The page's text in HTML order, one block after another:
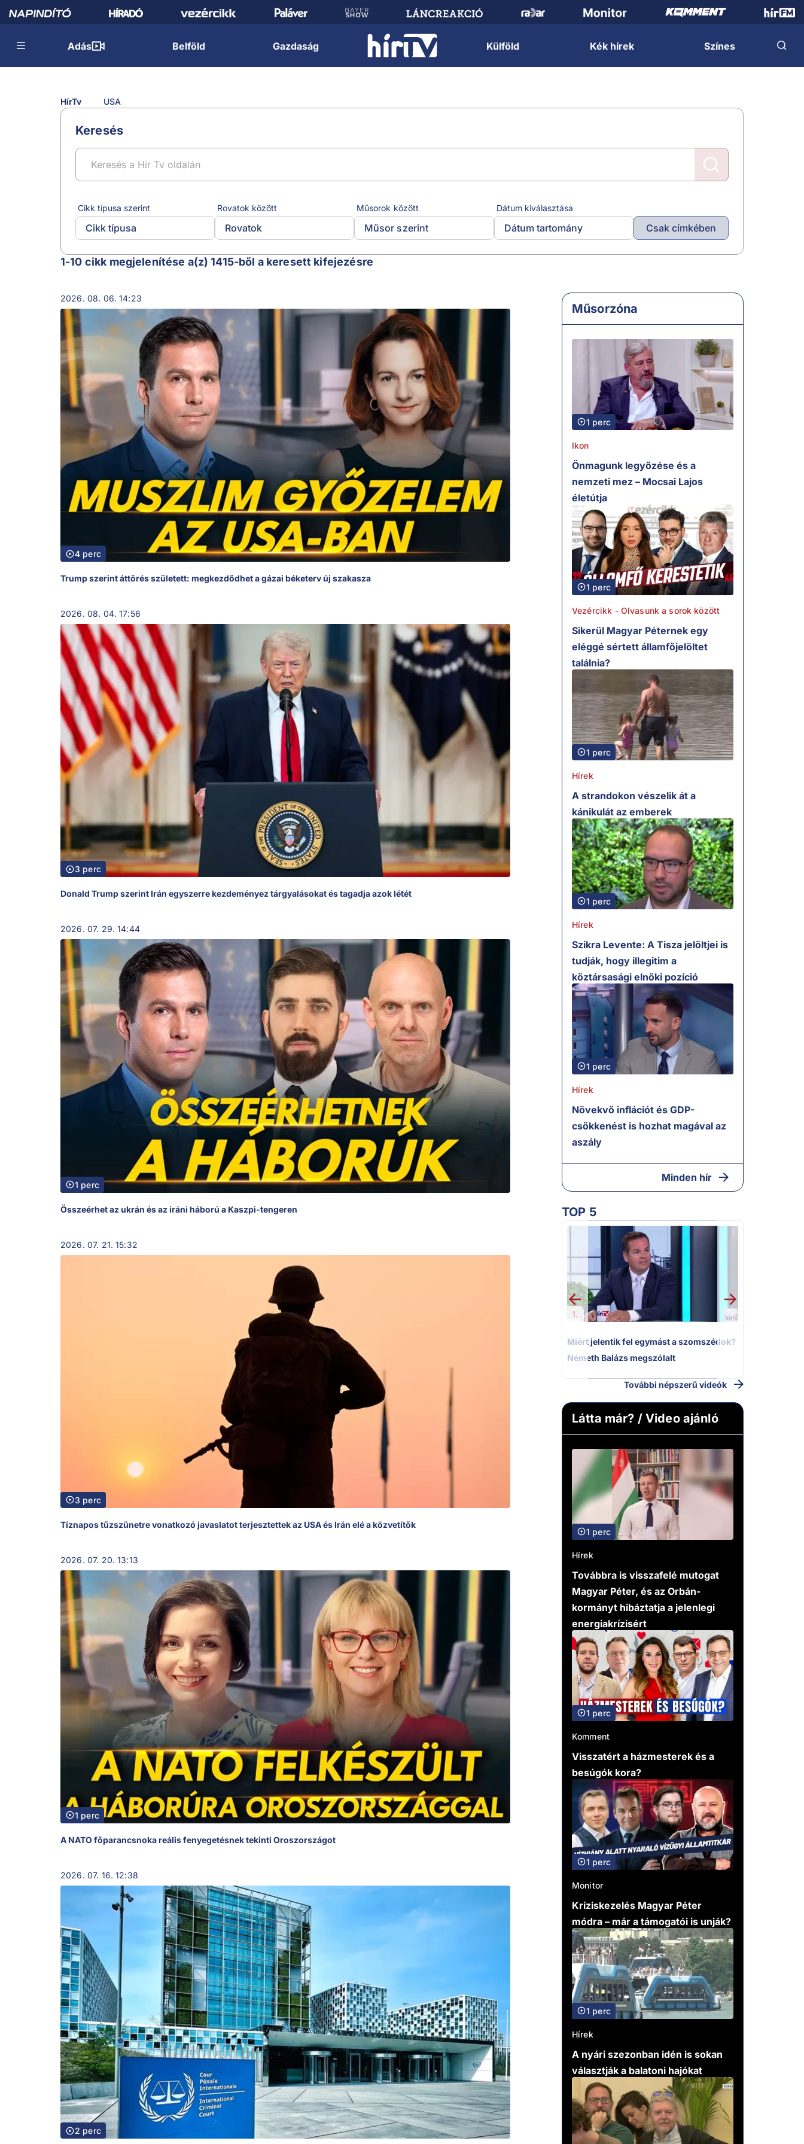
Adás Belföld Gazdaság Külföld Kék hírek Színes
HírTv USA
Keresés
Cikk típusa szerint
Cikk típusa
Rovatok között
Rovatok
Műsorok között
Műsor szerint
Dátum kiválasztása
Dátum tartomány Csak címkében
USA
1-10 cikk megjelenítése a(z) 1415-ből a keresett kifejezésre
2026. 08. 06. 14:23
4 perc
Trump szerint áttörés született: megkezdődhet a gázai béketerv új szakasza
2026. 08. 04. 17:56
3 perc
Donald Trump szerint Irán egyszerre kezdeményez tárgyalásokat és tagadja azok létét
2026. 07. 29. 14:44
1 perc
Összeérhet az ukrán és az iráni háború a Kaszpi-tengeren
2026. 07. 21. 15:32
3 perc
Tíznapos tűzszünetre vonatkozó javaslatot terjesztettek az USA és Irán elé a közvetítők
2026. 07. 20. 13:13
1 perc
A NATO főparancsnoka reális fenyegetésnek tekinti Oroszországot
2026. 07. 16. 12:38
2 perc
Műsorzóna
1 perc
Ikon
Önmagunk legyőzése és a
nemzeti mez – Mocsai Lajos
életútja
1 perc
Vezércikk - Olvasunk a sorok között
Sikerül Magyar Péternek egy
eléggé sértett államfőjelöltet
találnia?
1 perc
Hírek
A strandokon vészelik át a
kánikulát az emberek
1 perc
Hírek
Szikra Levente: A Tisza jelöltjei is
tudják, hogy illegitim a
köztársasági elnöki pozíció
1 perc
Hírek
Növekvő inflációt és GDP-
csökkenést is hozhat magával az
aszály
Minden hír
TOP 5
1.
Miért jelentik fel egymást a szomszédok?
Németh Balázs megszólalt
További népszerű videók
Látta már? / Video ajánló
1 perc
Hírek
Továbbra is visszafelé mutogat
Magyar Péter, és az Orbán-
kormányt hibáztatja a jelenlegi
energiakrízisért
1 perc
Komment
Visszatért a házmesterek és a
besúgók kora?
1 perc
Monitor
Kríziskezelés Magyar Péter
módra – már a támogatói is unják?
1 perc
Hírek
A nyári szezonban idén is sokan
választják a balatoni hajókat